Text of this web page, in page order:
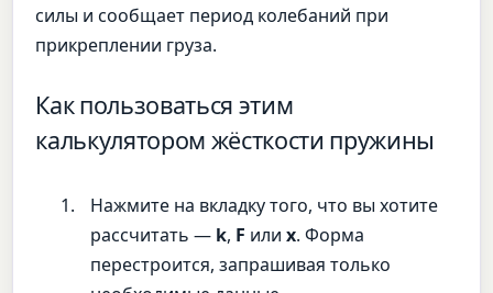
силы и сообщает период колебаний при
прикреплении груза.
Как пользоваться этим
калькулятором жёсткости пружины
Нажмите на вкладку того, что вы хотите
рассчитать — k, F илиx. Форма
перестроится, запрашивая только